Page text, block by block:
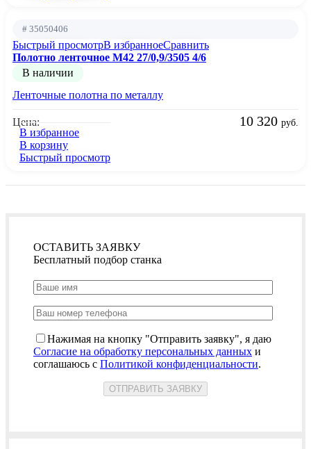
# 35050406
Быстрый просмотрВ избранноеСравнить
Полотно ленточное М42 27/0,9/3505 4/6
В наличии
Ленточные полотна по металлу
Цена: 10 320 руб.
В избранное
В корзину
Быстрый просмотр
ОСТАВИТЬ ЗАЯВКУ
Бесплатный подбор станка
Нажимая на кнопку "Отправить заявку", я даю
Согласие на обработку персональных данных и
соглашаюсь с Политикой конфиденциальности.